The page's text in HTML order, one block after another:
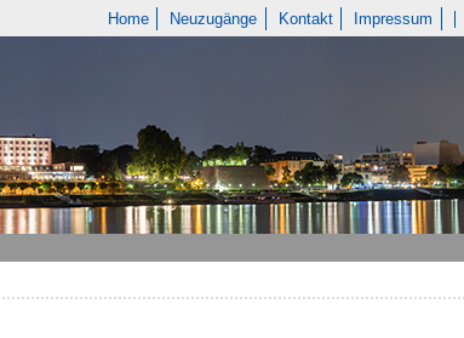
Home Neuzugänge Kontakt Impressum